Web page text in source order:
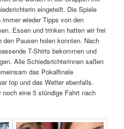
eingeteilt. Die Spiele
wieder Tipps von den
Essen und trinken hatten wir frei
Pausen holen konnten. Nach
T-Shirts bekommen und
Alle Schiedsrichterinnen saßen
das Pokalfinale
top und das Wetter ebenfalls.
eine 5 stündige Fahrt nach